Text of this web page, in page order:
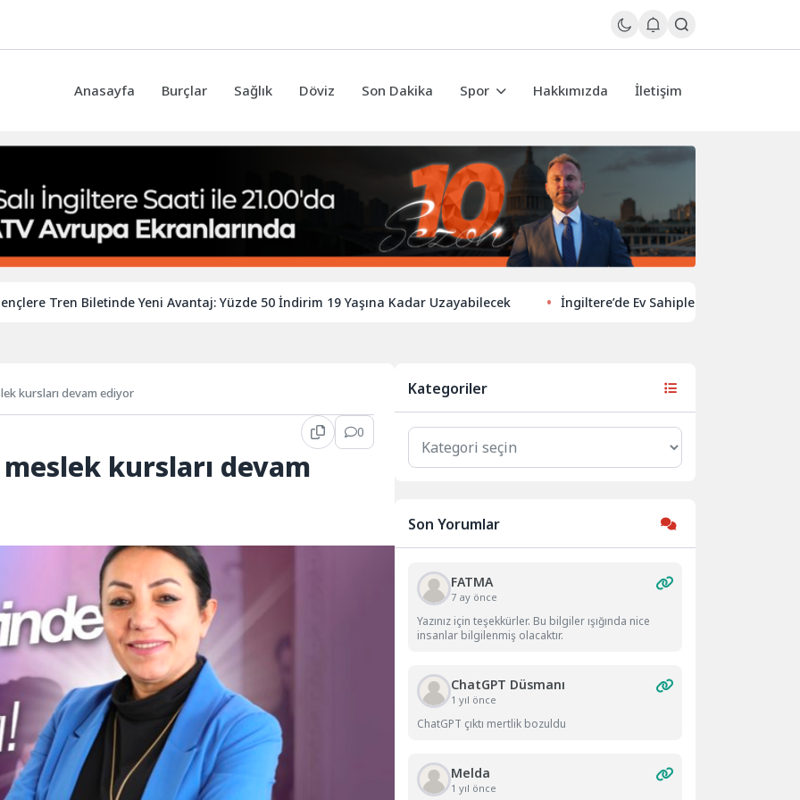
Anasayfa Burçlar Sağlık Döviz Son Dakika Spor Hakkımızda İletişim
Tren Biletinde Yeni Avantaj: Yüzde 50 İndirim 19 Yaşına Kadar Uzayabilecek İngiltere’de Ev Sahiplerinden Yeni Yönelim:
kursları devam ediyor
0
kursları devam
Kategoriler
Kategoriler
Son Yorumlar
FATMA
7 ay önce
Yazınız için teşekkürler. Bu bilgiler ışığında nice
insanlar bilgilenmiş olacaktır.
ChatGPT Düsmanı
1 yıl önce
ChatGPT çıktı mertlik bozuldu
Melda
1 yıl önce